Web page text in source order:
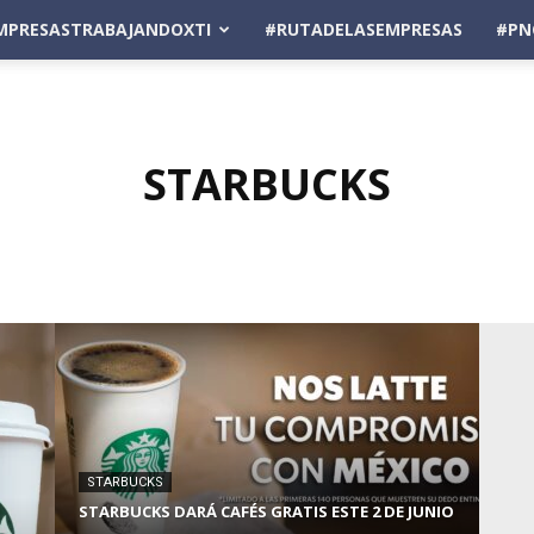
#RUTADELASEMPRESAS
STARBUCKS
STARBUCKS
STARBUCKS DARÁ CAFÉS GRATIS ESTE 2 DE JUNIO